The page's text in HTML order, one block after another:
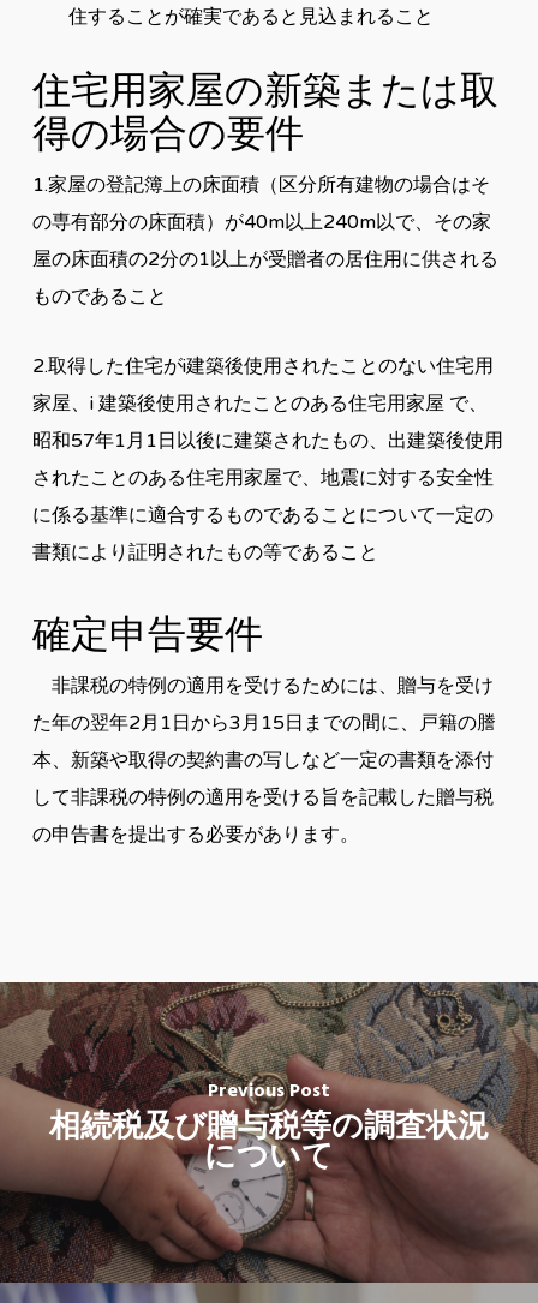
住することが確実であると見込まれること
住宅用家屋の新築または取
得の場合の要件
1.家屋の登記簿上の床面積（区分所有建物の場合はそ
の専有部分の床面積）が40m以上240m以で、その家
屋の床面積の2分の1以上が受贈者の居住用に供される
ものであること
2.取得した住宅がi建築後使用されたことのない住宅用
家屋、i 建築後使用されたことのある住宅用家屋 で、
昭和57年1月1日以後に建築されたもの、出建築後使用
されたことのある住宅用家屋で、地震に対する安全性
に係る基準に適合するものであることについて一定の
書類により証明されたもの等であること
確定申告要件
非課税の特例の適用を受けるためには、贈与を受け
た年の翌年2月1日から3月15日までの間に、戸籍の謄
本、新築や取得の契約書の写しなど一定の書類を添付
して非課税の特例の適用を受ける旨を記載した贈与税
の申告書を提出する必要があります。
Previous Post
相続税及び贈与税等の調査状況
について